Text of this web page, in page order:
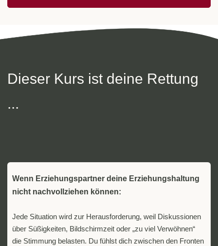
Dieser Kurs ist deine Rettung
...
Wenn Erziehungspartner deine Erziehungshaltung
nicht nachvollziehen können:
Jede Situation wird zur Herausforderung, weil Diskussionen
über Süßigkeiten, Bildschirmzeit oder „zu viel Verwöhnen“
die Stimmung belasten. Du fühlst dich zwischen den Fronten